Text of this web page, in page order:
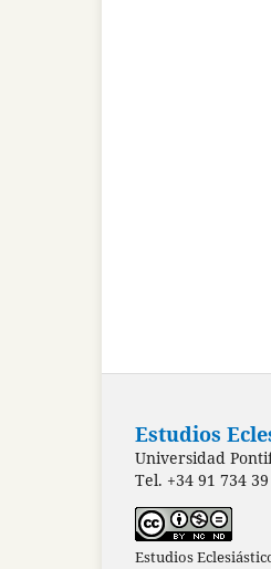
Estudios
Universidad
Tel. +34 91 734
Estudios